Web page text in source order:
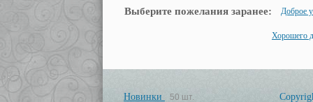
Выберите пожелания заранее: Доброе
Хорошего
Новинки 50 шт.